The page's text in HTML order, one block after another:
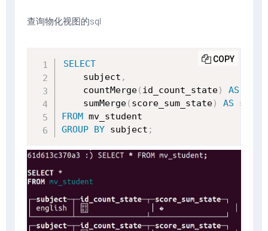
查询物化视图的sql
SELECT
    subject
,
    countMerge
( id_count_state) AS
    sumMerge
( score_sum_state)
AS
FROM
GROUP BY subject ;
COPY